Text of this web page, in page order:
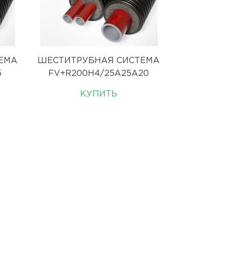
ШЕСТИТРУБНАЯ СИСТЕМА
FV+R200H4/25A25A20
КУПИТЬ